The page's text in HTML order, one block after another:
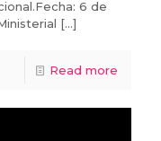
6 de
[…]
Read more